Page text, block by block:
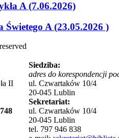
A (7.06.2026)
Świetego A (23.05.2026 )
II
Siedziba:
adres do korespondencji
ul. Czwartaków 10/4
20-045 Lublin
Sekretariat:
ul. Czwartaków 10/4
20-045 Lublin
tel. 797 946 838